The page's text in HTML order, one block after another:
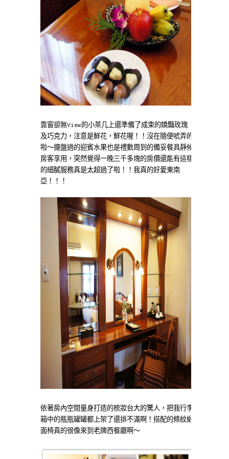
靠窗卻無View的小茶几上還準備了成束的嬌豔玫瑰
及巧克力，注意是鮮花，鮮花喔！！沒在隨便唬弄的
啦～擺盤過的迎賓水果也是禮數周到的備妥餐具靜候
房客享用，突然覺得一晚三千多塊的房價還能有這樣
的細膩服務真是太超過了啦！！我真的好愛東南
亞！！！
依著房內空間量身打造的梳妝台大的驚人，把我行李
箱中的瓶瓶罐罐都上架了還排不滿啊！搭配的條紋緞
面椅真的很像來到老牌西餐廳啊～